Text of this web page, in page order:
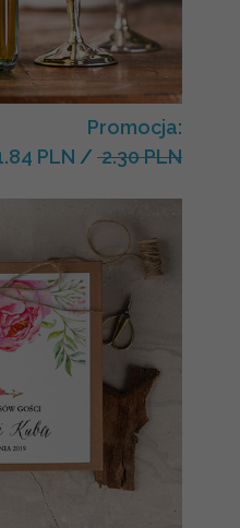
Promocja:
PLN / 2.30 PLN